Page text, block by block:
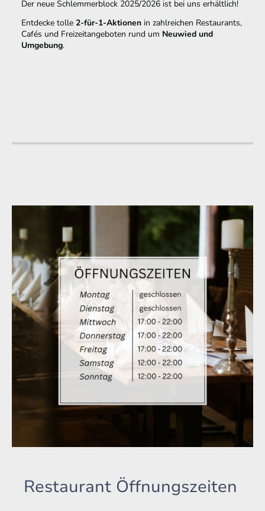
Der neue Schlemmerblock 2025/2026 ist bei uns erhältlich!
Entdecke tolle 2-für-1-Aktionen in zahlreichen Restaurants,
Cafés und Freizeitangeboten rund um Neuwied und
Umgebung.
Restaurant Öffnungszeiten